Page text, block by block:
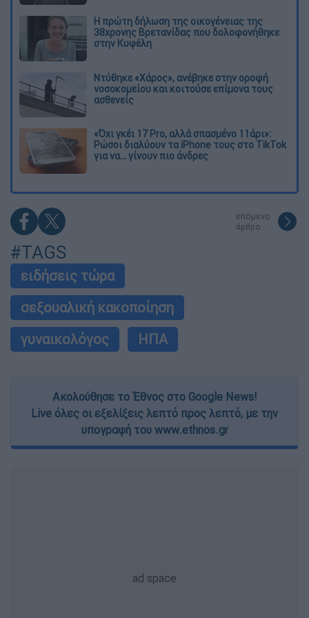
Η πρώτη δήλωση της οικογένειας της
38χρονης Βρετανίδας που δολοφονήθηκε
στην Κυψέλη
Ντύθηκε «Χάρος», ανέβηκε στην οροφή
νοσοκομείου και κοιτούσε επίμονα τους
ασθενείς
«Όχι γκέι 17 Pro, αλλά σπασμένο 11άρι»:
Ρώσοι διαλύουν τα iPhone τους στο TikTok
για να... γίνουν πιο άνδρες
επόμενο
άρθρο
#TAGS
ειδήσεις τώρα
σεξουαλική κακοποίηση
γυναικολόγος
ΗΠΑ
Ακολούθησε το Έθνος στο Google News!
Live όλες οι εξελίξεις λεπτό προς λεπτό, με την
υπογραφή του www.ethnos.gr